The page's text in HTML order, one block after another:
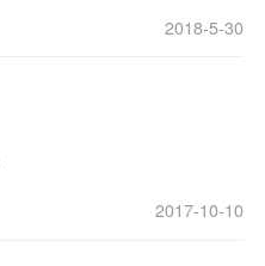
2018-5-30
2017-10-10